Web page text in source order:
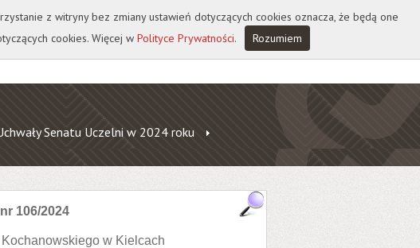
A
Senatu Uczelni w 2024 roku
106/2024
w Kielcach
z witryny bez zmiany ustawień dotyczących cookies oznacza, że będą one
cookies. Więcej w Polityce Prywatności. Rozumiem